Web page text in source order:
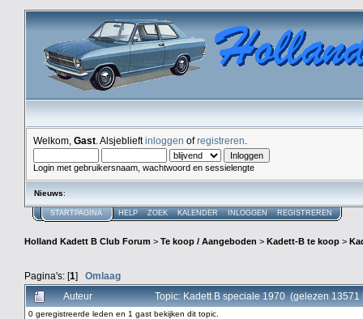
Welkom, Gast . Alsjeblieftinloggen ofregistreren
Login met gebruikersnaam, wachtwoord en sessielengte
Nieuws:
STARTPAGINA HELP ZOEK KALENDER INLOGGEN REGISTREREN
Holland Kadett B Club Forum > Te koop / Aangeboden > Kadett-B te koop >
Pagina's: [1] Omlaag
Auteur
Topic: Kadett B speciale 1970 (gelezen 13571
0 geregistreerde leden en 1 gast bekijken dit topic.